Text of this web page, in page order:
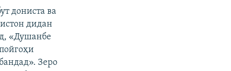
дониста ва
дидан
«Душанбе
Зеро